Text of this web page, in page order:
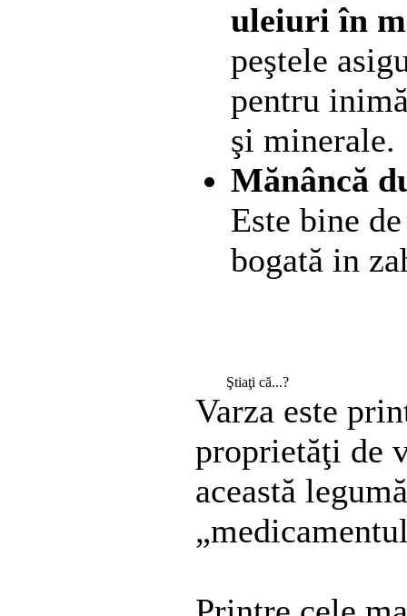
uleiuri în
peştele
pentru
şi minerale.
Mănâncă
Este bine
bogată in
Ştiaţi că...?
Varza este
proprietăţi de
această